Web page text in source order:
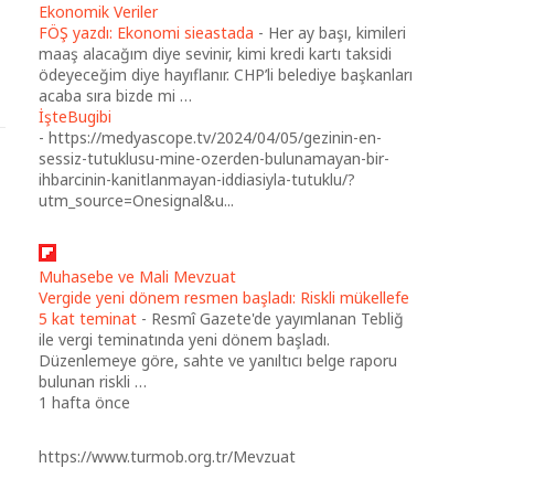
Ekonomik Veriler
FÖŞ yazdı: Ekonomi sieastada - Her ay başı, kimileri
maaş alacağım diye sevinir, kimi kredi kartı taksidi
ödeyeceğim diye hayıflanır. CHP’li belediye başkanları
acaba sıra bizde mi …
İşteBugibi
-https://medyascope.tv/2024/04/05/gezinin-en-
sessiz-tutuklusu-mine-ozerden-bulunamayan-bir-
ihbarcinin-kanitlanmayan-iddiasiyla-tutuklu/?
utm_source=Onesignal&u...
Muhasebe ve Mali Mevzuat
Vergide yeni dönem resmen başladı: Riskli mükellefe
5 kat teminat - Resmî Gazete'de yayımlanan Tebliğ
ile vergi teminatında yeni dönem başladı.
Düzenlemeye göre, sahte ve yanıltıcı belge raporu
bulunan riskli …
1 hafta önce
https://www.turmob.org.tr/Mevzuat